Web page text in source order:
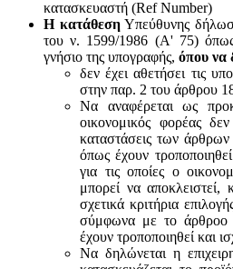
κατασκευαστή (Ref Number)
Η κατάθεσηΥπεύθυνης
του ν. 1599/1986 (Α' 75) όπως
γνήσιο της υπογραφής, όπου να
δεν έχει αθετήσει τις
στην παρ. 2 του άρθρου
Να αναφέρεται ως
οικονομικός φορέας
καταστάσεις των
όπως έχουν
για τις οποίες ο
μπορεί να
σχετικά κριτήρια
σύμφωνα με τo
έχουν τροποποιηθεί και
Να δηλώνεται η